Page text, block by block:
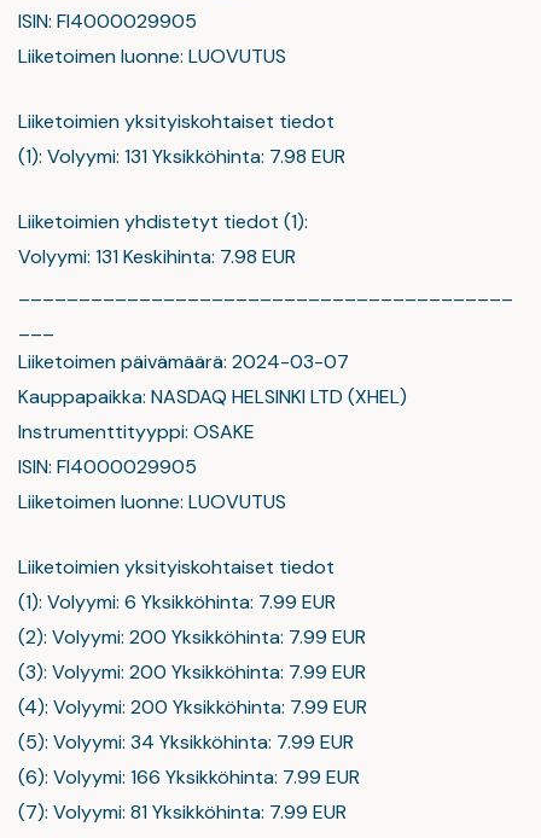
ISIN: FI4000029905
Liiketoimen luonne: LUOVUTUS
Liiketoimien yksityiskohtaiset tiedot
(1): Volyymi: 131 Yksikköhinta: 7.98 EUR
Liiketoimien yhdistetyt tiedot (1):
Volyymi: 131 Keskihinta: 7.98 EUR
Liiketoimen päivämäärä: 2024-03-07
Kauppapaikka: NASDAQ HELSINKI LTD (XHEL)
Instrumenttityyppi: OSAKE
ISIN: FI4000029905
Liiketoimen luonne: LUOVUTUS
Liiketoimien yksityiskohtaiset tiedot
(1): Volyymi: 6 Yksikköhinta: 7.99 EUR
(2): Volyymi: 200 Yksikköhinta: 7.99 EUR
(3): Volyymi: 200 Yksikköhinta: 7.99 EUR
(4): Volyymi: 200 Yksikköhinta: 7.99 EUR
(5): Volyymi: 34 Yksikköhinta: 7.99 EUR
(6): Volyymi: 166 Yksikköhinta: 7.99 EUR
(7): Volyymi: 81 Yksikköhinta: 7.99 EUR